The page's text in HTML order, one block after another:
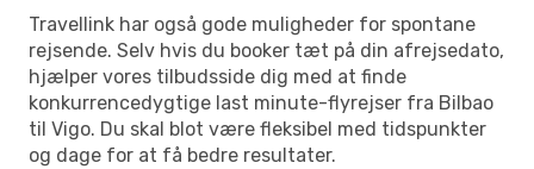
Travellink har også gode muligheder for spontane
rejsende. Selv hvis du booker tæt på din afrejsedato,
hjælper vores tilbudsside dig med at finde
konkurrencedygtige last minute-flyrejser fra Bilbao
til Vigo. Du skal blot være fleksibel med tidspunkter
og dage for at få bedre resultater.